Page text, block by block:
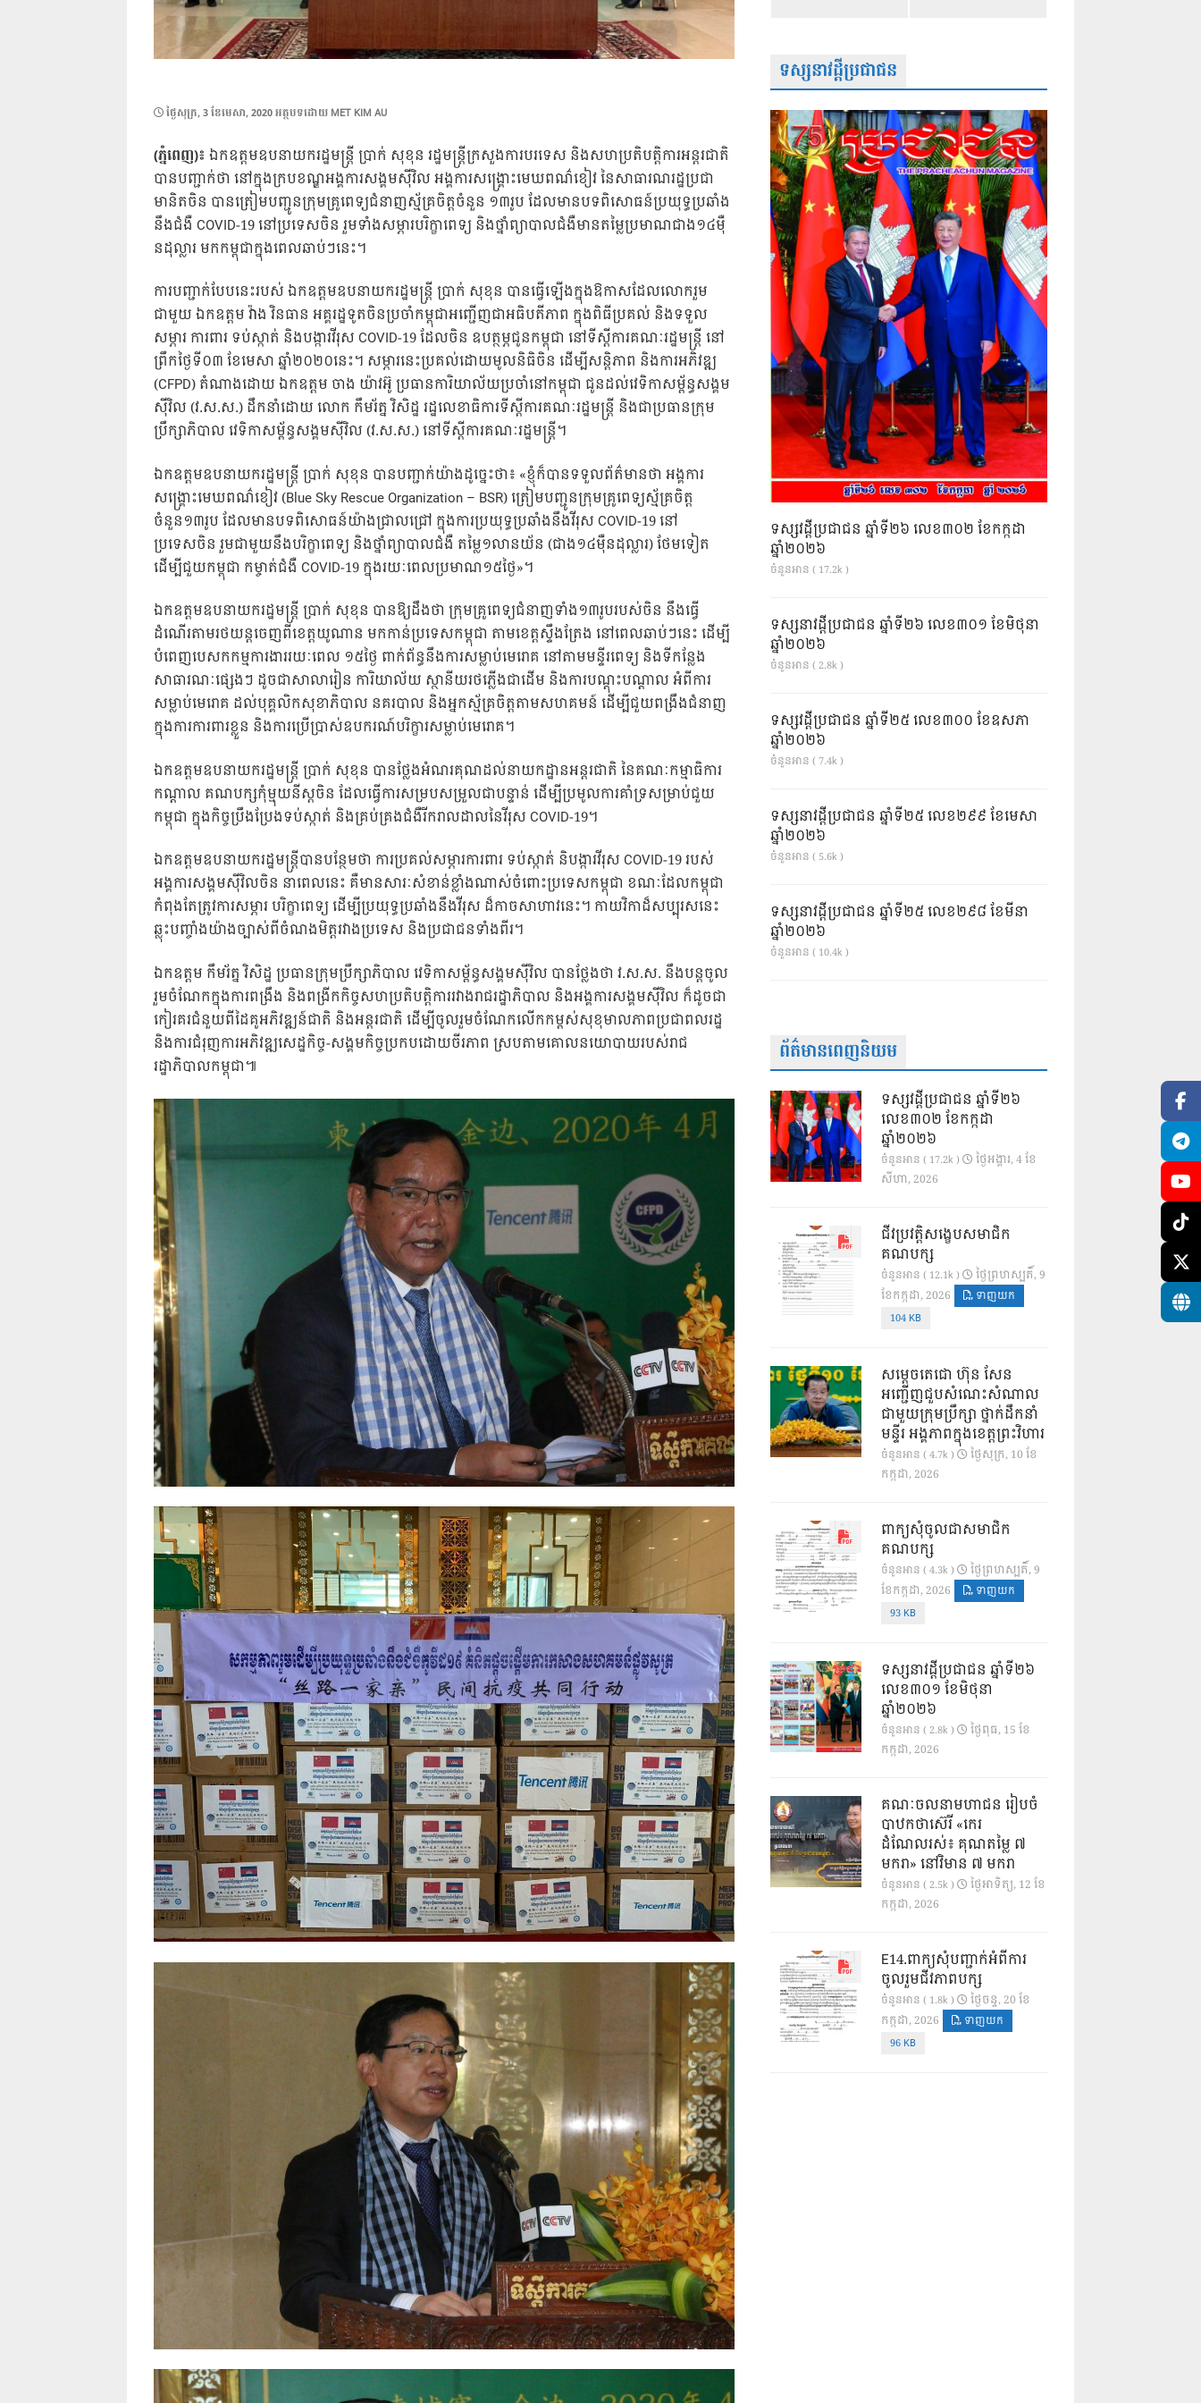
POSTED
ថ្ងៃ​សុក្រ, 3 ខែ​មេសា, 2020អត្ថបទដោយ MET KIM AU
(ភ្នំពេញ)៖ឯកឧត្តមឧបនាយករដ្ឋមន្ត្រី ប្រាក់ សុខុន រដ្ឋមន្ត្រីក្រសួងការបរទេស និងសហប្រតិបត្តិការអន្តរជាតិ
បានបញ្ជាក់ថា នៅក្នុងក្របខណ្ឌអង្គការសង្គមស៊ីវិល អង្គការសង្គ្រោះមេឃពណ៌ខៀវ នៃសាធារណរដ្ឋប្រជា
មានិតចិន បានត្រៀមបញ្ជូនក្រុមគ្រូពេទ្យជំនាញស្ម័គ្រចិត្តចំនួន ១៣រូប ដែលមានបទពិសោធន៍ប្រយុទ្ធប្រឆាំង
នឹងជំងឺ COVID-19 នៅប្រទេសចិន រួមទាំងសម្ភារបរិក្ខាពេទ្យ និងថ្នាំព្យាបាលជំងឺមានតម្លៃប្រមាណជាង១៤ម៉ឺ
នដុល្លារ មកកម្ពុជាក្នុងពេលឆាប់ៗនេះ។
ការបញ្ជាក់បែបនេះរបស់ ឯកឧត្តមឧបនាយករដ្ឋមន្ត្រី ប្រាក់ សុខុន បានធ្វើឡើងក្នុងឱកាសដែលលោករួម
ជាមួយ ឯកឧត្តម វ៉ាង វិនធាន អគ្គរដ្ឋទូតចិនប្រចាំកម្ពុជាអញ្ជើញជាអធិបតីភាព ក្នុងពិធីប្រគល់ និងទទួល
សម្ភារ ការពារ ទប់ស្កាត់ និងបង្ការវីរុស COVID-19 ដែលចិន ឧបត្ថម្ភជូនកម្ពុជា នៅទីស្តីការគណៈរដ្ឋមន្រ្តី នៅ
ព្រឹកថ្ងៃទី០៣ ខែមេសា ឆ្នាំ២០២០នេះ។ សម្ភារនេះប្រគល់ដោយមូលនិធិចិន ដើម្បីសន្តិភាព និងការអភិវឌ្ឍ
(CFPD) តំណាងដោយ ឯកឧត្តម ចាង យ៉ាវអ៊ូ ប្រធានការិយាល័យប្រចាំនៅកម្ពុជា ជូនដល់វេទិកាសម្ព័ន្ធសង្គម
ស៊ីវិល (វ.ស.ស.) ដឹកនាំដោយ លោក កឹមរ័ត្ន វិសិដ្ឋ រដ្ឋលេខាធិការទីស្តីការគណៈរដ្ឋមន្ត្រី និងជាប្រធានក្រុម
ប្រឹក្សាភិបាល វេទិកាសម្ព័ន្ធសង្គមស៊ីវិល (វ.ស.ស.) នៅទីស្តីការគណៈរដ្ឋមន្ត្រី។
ឯកឧត្តមឧបនាយករដ្ឋមន្ត្រី ប្រាក់ សុខុន បានបញ្ជាក់យ៉ាងដូច្នេះថា៖ «ខ្ញុំក៏បានទទួលព័ត៌មានថា អង្គការ
សង្គ្រោះមេឃពណ៌ខៀវ (Blue Sky Rescue Organization – BSR) ត្រៀមបញ្ជូនក្រុមគ្រូពេទ្យស្ម័គ្រចិត្ត
ចំនួន១៣រូប ដែលមានបទពិសោធន៍យ៉ាងជ្រាលជ្រៅ ក្នុងការប្រយុទ្ធប្រឆាំងនឹងវីរុស COVID-19 នៅ
ប្រទេសចិន រួមជាមួយនឹងបរិក្ខាពេទ្យ និងថ្នាំព្យាបាលជំងឺ តម្លៃ១លានយ័ន (ជាង១៤ម៉ឺនដុល្លារ) ថែមទៀត
ដើម្បីជួយកម្ពុជា កម្ចាត់ជំងឺ COVID-19 ក្នុងរយៈពេលប្រមាណ១៥ថ្ងៃ»។
ឯកឧត្តមឧបនាយករដ្ឋមន្ត្រី ប្រាក់ សុខុន បានឱ្យដឹងថា ក្រុមគ្រូពេទ្យជំនាញទាំង១៣រូបរបស់ចិន នឹងធ្វើ
ដំណើរតាមរថយន្តចេញពីខេត្តយូណាន មកកាន់ប្រទេសកម្ពុជា តាមខេត្តស្ទឹងត្រែង នៅពេលឆាប់ៗនេះ ដើម្បី
បំពេញបេសកកម្មការងាររយៈពេល ១៥ថ្ងៃ ពាក់ព័ន្ធនឹងការសម្លាប់មេរោគ នៅតាមមន្ទីរពេទ្យ និងទីកន្លែង
សាធារណៈផ្សេងៗ ដូចជាសាលារៀន ការិយាល័យ ស្ថានីយរថភ្លើងជាដើម និងការបណ្តុះបណ្តាល អំពីការ
សម្លាប់មេរោគ ដល់បុគ្គលិកសុខាភិបាល នគរបាល និងអ្នកស្ម័គ្រចិត្តតាមសហគមន៍ ដើម្បីជួយពង្រឹងជំនាញ
ក្នុងការការពារខ្លួន និងការប្រើប្រាស់ឧបករណ៍បរិក្ខារសម្លាប់មេរោគ។
ឯកឧត្តមឧបនាយករដ្ឋមន្ត្រី ប្រាក់ សុខុន បានថ្លែងអំណរគុណដល់នាយកដ្ឋានអន្តរជាតិ នៃគណៈកម្មាធិការ
កណ្តាល គណបក្សកុំម្មុយនីស្តចិន ដែលធ្វើការសម្របសម្រួលជាបន្ទាន់ ដើម្បីប្រមូលការគាំទ្រសម្រាប់ជួយ
កម្ពុជា ក្នុងកិច្ចប្រឹងប្រែងទប់ស្កាត់ និងគ្រប់គ្រងជំងឺរីករាលដាលនៃវីរុស COVID-19។
ឯកឧត្តមឧបនាយករដ្ឋមន្ត្រីបានបន្ថែមថា ការប្រគល់សម្ភារការពារ ទប់ស្កាត់ និបង្ការវីរុស COVID-19 របស់
អង្គការសង្គមស៊ីវិលចិន នាពេលនេះ គឺមានសារៈសំខាន់ខ្លាំងណាស់ចំពោះប្រទេសកម្ពុជា ខណៈដែលកម្ពុជា
កំពុងតែត្រូវការសម្ភារ បរិក្ខាពេទ្យ ដើម្បីប្រយុទ្ធប្រឆាំងនឹងវីរុស ដ៏កាចសាហាវនេះ។ កាយវិកាដ៏សប្បុរសនេះ
ឆ្លុះបញ្ចាំងយ៉ាងច្បាស់ពីចំណងមិត្តរវាងប្រទេស និងប្រជាជនទាំងពីរ។
ឯកឧត្តម កឹមរ័ត្ន វិសិដ្ឋ ប្រធានក្រុមប្រឹក្សាភិបាល វេទិកាសម្ព័ន្ធសង្គមស៊ីវិល បានថ្លែងថា វ.ស.ស. នឹងបន្តចូល
រួមចំណែកក្នុងការពង្រឹង និងពង្រីកកិច្ចសហប្រតិបត្តិការរវាងរាជរដ្ឋាភិបាល និងអង្គការសង្គមស៊ីវិល ក៏ដូចជា
កៀរគរជំនួយពីដៃគូអភិវឌ្ឍន៍ជាតិ និងអន្តរជាតិ ដើម្បីចូលរួមចំណែកលើកកម្ពស់សុខុមាលភាពប្រជាពលរដ្ឋ
និងការជំរុញការអភិវឌ្ឍសេដ្ឋកិច្ច-សង្គមកិច្ចប្រកបដោយចីរភាព ស្របតាមគោលនយោបាយរបស់រាជ
រដ្ឋាភិបាលកម្ពុជា៕
ទស្សនាវដ្តីប្រជាជន
ទស្សវដ្តីប្រជាជន ឆ្នាំទី២៦ លេខ៣០២ ខែកក្កដា
ឆ្នាំ២០២៦
ចំនួនអាន ( 17.2k )
ទស្សនាវដ្ដីប្រជាជន ឆ្នាំទី២៦ លេខ៣០១ ខែមិថុនា
ឆ្នាំ២០២៦
ចំនួនអាន ( 2.8k )
ទស្សវដ្តីប្រជាជន ឆ្នាំទី២៥ លេខ៣០០ ខែឧសភា
ឆ្នាំ២០២៦
ចំនួនអាន ( 7.4k )
ទស្សនាវដ្ដីប្រជាជន ឆ្នាំទី២៥ លេខ២៩៩ ខែមេសា
ឆ្នាំ២០២៦
ចំនួនអាន ( 5.6k )
ទស្សនាវដ្ដីប្រជាជន ឆ្នាំទី២៥ លេខ២៩៨ ខែមីនា
ឆ្នាំ២០២៦
ចំនួនអាន ( 10.4k )
ព័ត៌មានពេញនិយម
ទស្សវដ្តីប្រជាជន ឆ្នាំទី២៦
លេខ៣០២ ខែកក្កដា
ឆ្នាំ២០២៦
ចំនួនអាន ( 17.2k )
ថ្ងៃ​អង្គារ, 4 ខែ​
សីហា, 2026
ជីវប្រវត្តិសង្ខេបសមាជិក
គណបក្ស
ចំនួនអាន ( 12.1k )
ថ្ងៃ​ព្រហស្បតិ៍, 9
ខែ​កក្កដា, 2026
ទាញយក
104 KB
សម្តេចតេជោ ហ៊ុន សែន
អញ្ជើញជួបសំណេះសំណាល
ជាមួយក្រុមប្រឹក្សា ថ្នាក់ដឹកនាំ
មន្ទីរ អង្គភាពក្នុងខេត្តព្រះវិហារ
ចំនួនអាន ( 4.7k )
ថ្ងៃ​សុក្រ, 10 ខែ​
កក្កដា, 2026
ពាក្យសុំចូលជាសមាជិក
គណបក្ស
ចំនួនអាន ( 4.3k )
ថ្ងៃ​ព្រហស្បតិ៍, 9
ខែ​កក្កដា, 2026
ទាញយក
93 KB
ទស្សនាវដ្ដីប្រជាជន ឆ្នាំទី២៦
លេខ៣០១ ខែមិថុនា
ឆ្នាំ២០២៦
ចំនួនអាន ( 2.8k )
ថ្ងៃ​ពុធ, 15 ខែ​
កក្កដា, 2026
គណៈចលនាមហាជន រៀបចំ
បាឋកថាស៊េរី «កេរ
ដំណែលរស់៖ គុណតម្លៃ ៧
មករា» នៅវិមាន ៧ មករា
ចំនួនអាន ( 2.5k )
ថ្ងៃ​អាទិត្យ, 12 ខែ​
កក្កដា, 2026
E14.ពាក្យសុំបញ្ជាក់អំពីការ
ចូលរួមជីវភាពបក្ស
ចំនួនអាន ( 1.8k )
ថ្ងៃ​ចន្ទ, 20 ខែ​
កក្កដា, 2026
ទាញយក
96 KB